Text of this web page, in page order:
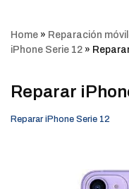
Home » Reparación
iPhone Serie 12 »
Reparar
Reparar iPhone Serie 12